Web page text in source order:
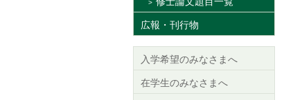
広報・刊行物
入学希望のみなさまへ
在学生のみなさまへ